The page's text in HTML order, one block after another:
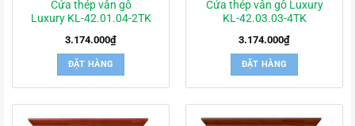
Cửa thép vân gỗ
Luxury KL-42.01.04-2TK
3.174.000₫
ĐẶT HÀNG
Cửa thép vân gỗ Luxury
KL-42.03.03-4TK
3.174.000₫
ĐẶT HÀNG